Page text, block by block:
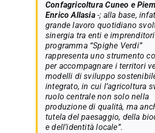
Confagricoltura Cuneo e
Enrico Allasia-; alla base,
grande lavoro quotidiano
sinergia tra enti e
programma “Spighe Verdi”
rappresenta uno strumento
per accompagnare i territori
modelli di sviluppo
integrato, in cui l’agricoltura
ruolo centrale non solo nella
produzione di qualità, ma
tutela del paesaggio, della
e dell’identità locale”.